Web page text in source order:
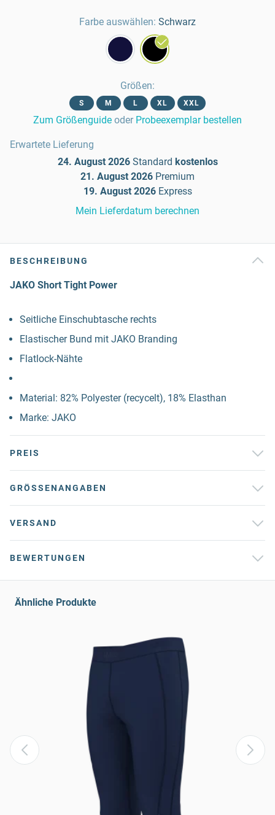
Farbe auswählen: Schwarz
Größen:
S M L XL XXL
Zum Größenguide oder Probeexemplar bestellen
Erwartete Lieferung
24. August 2026 Standard kostenlos
21. August 2026 Premium
19. August 2026 Express
Mein Lieferdatum berechnen
BESCHREIBUNG
JAKO Short Tight Power
Seitliche Einschubtasche rechts
Elastischer Bund mit JAKO Branding
Flatlock-Nähte
Material: 82% Polyester (recycelt), 18% Elasthan
Marke: JAKO
PREIS
GRÖSSENANGABEN
VERSAND
BEWERTUNGEN
Ähnliche Produkte